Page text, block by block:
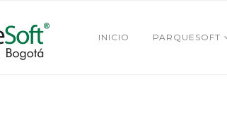
INICIO PARQUESOFT